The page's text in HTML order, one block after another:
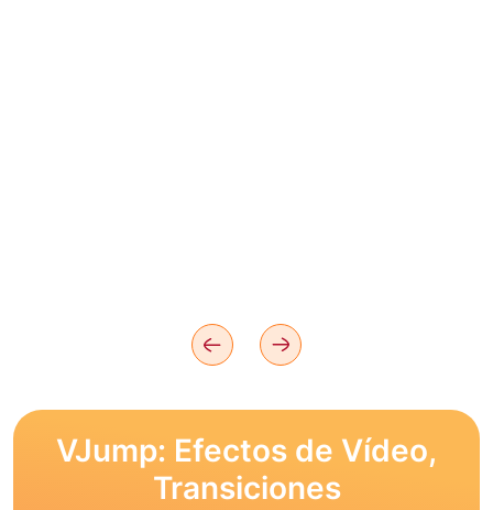
VJump: Efectos de Vídeo,
Transiciones